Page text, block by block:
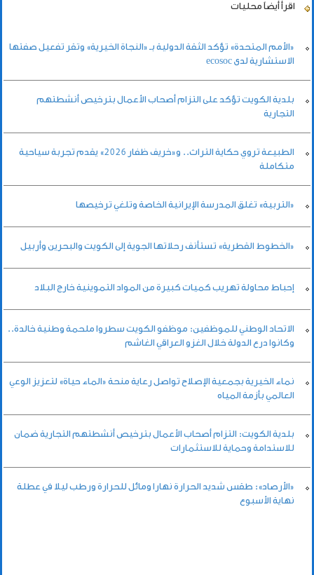
اقرأ أيضاً محليات
«الأمم المتحدة» تؤكد الثقة الدولية بـ «النجاة الخيرية» وتقر تفعيل صفتها
الاستشارية لدى ecosoc
بلدية الكويت تؤكد على التزام أصحاب الأعمال بترخيص أنشطتهم
التجارية
الطبيعة تروي حكاية التراث.. و«خريف ظفار 2026» يقدم تجربة سياحية
متكاملة
«التربية» تغلق المدرسة الإيرانية الخاصة وتلغي ترخيصها
«الخطوط القطرية» تستأنف رحلاتها الجوية إلى الكويت والبحرين وأربيل
إحباط محاولة تهريب كميات كبيرة من المواد التموينية خارج البلاد
الاتحاد الوطني للموظفين: موظفو الكويت سطروا ملحمة وطنية خالدة..
وكانوا درع الدولة خلال الغزو العراقي الغاشم
نماء الخيرية بجمعية الإصلاح تواصل رعاية منحة «الماء حياة» لتعزيز الوعي
العالمي بأزمة المياه
بلدية الكويت: التزام أصحاب الأعمال بترخيص أنشطتهم التجارية ضمان
للاستدامة وحماية للاستثمارات
«الأرصاد»: طقس شديد الحرارة نهارا ومائل للحرارة ورطب ليلا في عطلة
نهاية الأسبوع